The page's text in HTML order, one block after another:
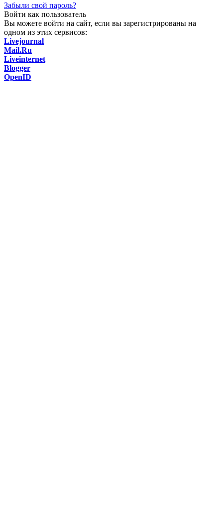
Забыли свой пароль?
Войти как пользователь
Вы можете войти на сайт, если вы зарегистрированы на
одном из этих сервисов:
Livejournal
Mail.Ru
Liveinternet
Blogger
OpenID